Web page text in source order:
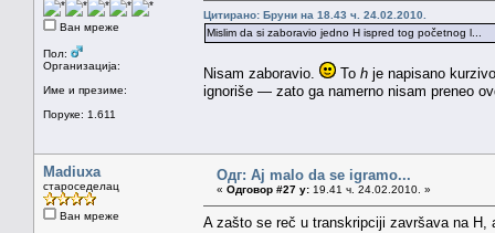
Ван мреже
Пол:
Организација:
Име и презиме:
Поруке: 1.611
Цитирано: Бруни на 18.43 ч. 24.02.2010.
Mislim da si zaboravio jedno H ispred tog početnog l...
Nisam zaboravio. To h je napisano
ignoriše — zato ga namerno nisam preneo
Madiuxa
староседелац
Ван мреже
Одг: Aj malo da se igramo...
« Одговор #27 у: 19.41 ч. 24.02.2010. »
A zašto se reč u transkripciji završava na H,